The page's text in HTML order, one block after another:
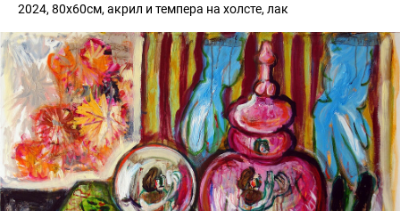
2024, 80х60см, акрил и темпера на холсте, лак